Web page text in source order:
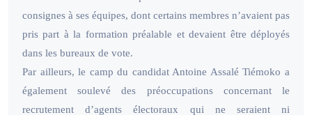
consignes à ses équipes, dont certains membres n’avaient pas
pris part à la formation préalable et devaient être déployés
dans les bureaux de vote.
Par ailleurs, le camp du candidat Antoine Assalé Tiémoko a
également soulevé des préoccupations concernant le
recrutement d’agents électoraux qui ne seraient ni